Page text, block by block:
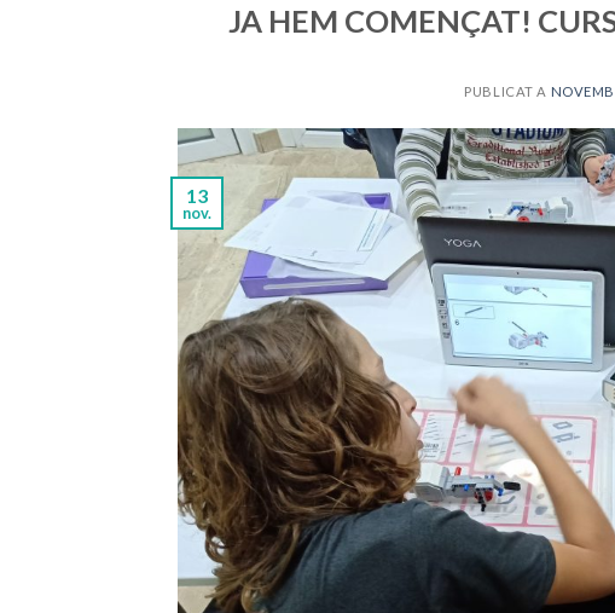
JA HEM COMENÇAT!
PUBLICAT A
13
nov.